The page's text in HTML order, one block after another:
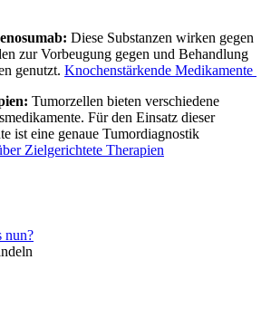
Diese Substanzen wirken gegen
zur Vorbeugung gegen und Behandlung
genutzt. Knochenstärkende Medikamente
Tumorzellen bieten verschiedene
Für den Einsatz dieser
ist eine genaue Tumordiagnostik
Zielgerichtete Therapien
nun?